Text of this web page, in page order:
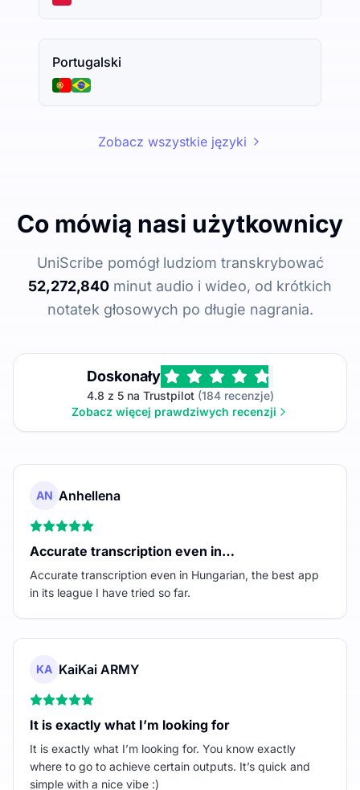
Portugalski
Zobacz wszystkie języki
Co mówią nasi użytkownicy
UniScribe pomógł ludziom transkrybować
52,272,840 minut audio i wideo, od krótkich
notatek głosowych po długie nagrania.
Doskonały
4.8 z 5 na Trustpilot(184 recenzje)
Zobacz więcej prawdziwych recenzji
AN Anhellena
Accurate transcription even in…
Accurate transcription even in Hungarian, the best app
in its league I have tried so far.
KA KaiKai ARMY
It is exactly what I’m looking for
It is exactly what I’m looking for. You know exactly
where to go to achieve certain outputs. It’s quick and
simple with a nice vibe :)